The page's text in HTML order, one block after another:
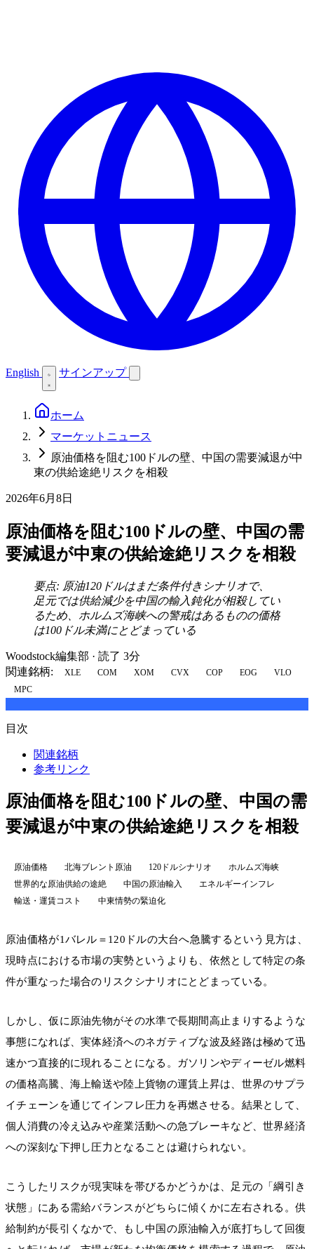
English サインアップ
ホーム
マーケットニュース
原油価格を阻む100ドルの壁、中国の需要減退が中
東の供給途絶リスクを相殺
2026年6月8日
原油価格を阻む100ドルの壁、中国の需
要減退が中東の供給途絶リスクを相殺
要点: 原油120ドルはまだ条件付きシナリオで、
足元では供給減少を中国の輸入鈍化が相殺してい
るため、ホルムズ海峡への警戒はあるものの価格
は100ドル未満にとどまっている
Woodstock編集部 · 読了 3分
関連銘柄:
XLE COM XOM CVX COP EOG
VLO
MPC
目次
関連銘柄
参考リンク
原油価格を阻む100ドルの壁、中国の需
要減退が中東の供給途絶リスクを相殺
原油価格 北海ブレント原油 120ドルシナリオ
ホルムズ海峡
世界的な原油供給の途絶
中国の原油輸入
エネルギーインフレ
輸送・運賃コスト
中東情勢の緊迫化
原油価格が1バレル＝120ドルの大台へ急騰するという見方は、
現時点における市場の実勢というよりも、依然として特定の条
件が重なった場合のリスクシナリオにとどまっている。
しかし、仮に原油先物がその水準で長期間高止まりするような
事態になれば、実体経済へのネガティブな波及経路は極めて迅
速かつ直接的に現れることになる。ガソリンやディーゼル燃料
の価格高騰、海上輸送や陸上貨物の運賃上昇は、世界のサプラ
イチェーンを通じてインフレ圧力を再燃させる。結果として、
個人消費の冷え込みや産業活動への急ブレーキなど、世界経済
への深刻な下押し圧力となることは避けられない。
こうしたリスクが現実味を帯びるかどうかは、足元の「綱引き
状態」にある需給バランスがどちらに傾くかに左右される。供
給制約が長引くなかで、もし中国の原油輸入が底打ちして回復